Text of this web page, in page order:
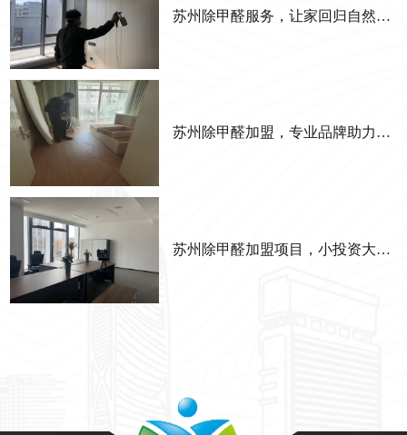
苏州除甲醛服务，让家回归自然清新
苏州除甲醛加盟，专业品牌助力成功创业
苏州除甲醛加盟项目，小投资大回报的优选